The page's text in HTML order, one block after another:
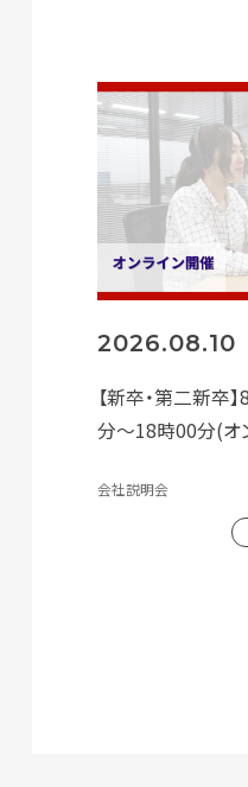
2026.08.10
【新卒・第二新卒
分～18時00分(オ
会社説明会